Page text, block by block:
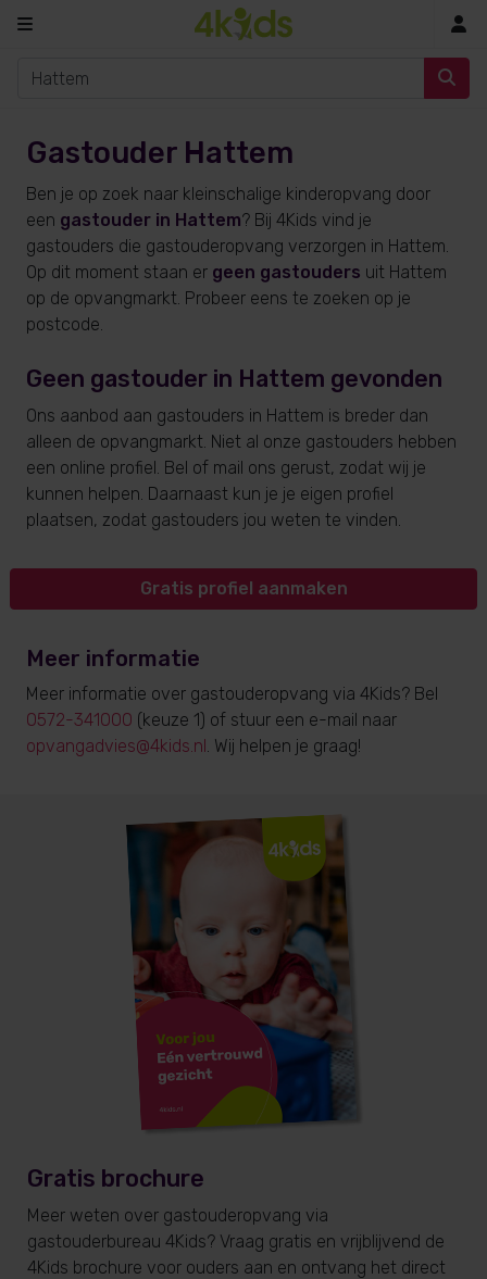
Gastouder Hattem
Ben je op zoek naar kleinschalige kinderopvang door
een gastouder in Hattem? Bij 4Kids vind je
gastouders die gastouderopvang verzorgen in Hattem.
Op dit moment staan er geen gastouders uit Hattem
op de opvangmarkt. Probeer eens te zoeken op je
postcode.
Geen gastouder in Hattem gevonden
Ons aanbod aan gastouders in Hattem is breder dan
alleen de opvangmarkt. Niet al onze gastouders hebben
een online profiel. Bel of mail ons gerust, zodat wij je
kunnen helpen. Daarnaast kun je je eigen profiel
plaatsen, zodat gastouders jou weten te vinden.
Gratis profiel aanmaken
Meer informatie
Meer informatie over gastouderopvang via 4Kids? Bel
0572-341000 (keuze 1) of stuur een e-mail naar
opvangadvies@4kids.nl. Wij helpen je graag!
Gratis brochure
Meer weten over gastouderopvang via
gastouderbureau 4Kids? Vraag gratis en vrijblijvend de
4Kids brochure voor ouders aan en ontvang het direct